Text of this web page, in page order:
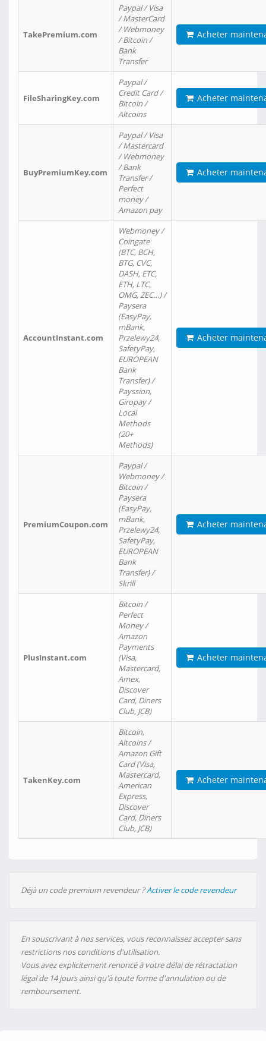
TakePremium.com
Paypal / Visa
/ MasterCard
/ Webmoney
/ Bitcoin /
Bank
Transfer
Acheter
FileSharingKey.com
Paypal /
Credit Card /
Bitcoin /
Altcoins
Acheter
BuyPremiumKey.com
Paypal / Visa
/ Mastercard
/ Webmoney
/ Bank
Transfer /
Perfect
money /
Amazon pay
Acheter
AccountInstant.com
Webmoney /
Coingate
(BTC, BCH,
BTG, CVC,
DASH, ETC,
ETH, LTC,
OMG, ZEC…) /
Paysera
(EasyPay,
mBank,
Przelewy24,
SafetyPay,
EUROPEAN
Bank
Transfer) /
Payssion,
Giropay /
Local
Methods
(20+
Methods)
Acheter
PremiumCoupon.com
Paypal /
Webmoney /
Bitcoin /
Paysera
(EasyPay,
mBank,
Przelewy24,
SafetyPay,
EUROPEAN
Bank
Transfer) /
Skrill
Acheter
PlusInstant.com
Bitcoin /
Perfect
Money /
Amazon
Payments
(Visa,
Mastercard,
Amex,
Discover
Card, Diners
Club, JCB)
Acheter
TakenKey.com
Bitcoin,
Altcoins /
Amazon Gift
Card (Visa,
Mastercard,
American
Express,
Discover
Card, Diners
Club, JCB)
Acheter
Déjà un code premium revendeur ?Activer le code revendeur
En souscrivant à nos services, vous reconnaissez accepter sans
restrictions nos conditions d'utilisation.
Vous avez explicitement renoncé à votre délai de rétractation
légal de 14 jours ainsi qu'à toute forme d'annulation ou de
remboursement.